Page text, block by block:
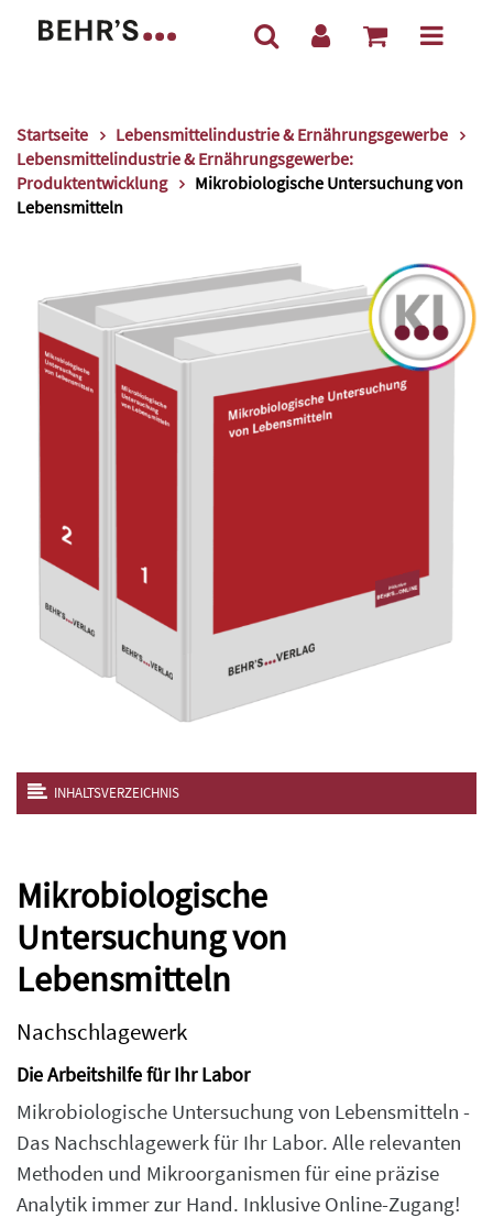
Startseite
Lebensmittelindustrie & Ernährungsgewerbe
Lebensmittelindustrie & Ernährungsgewerbe:
Produktentwicklung
Mikrobiologische Untersuchung von
Lebensmitteln
INHALTSVERZEICHNIS
Mikrobiologische
Untersuchung von
Lebensmitteln
Nachschlagewerk
Die Arbeitshilfe für Ihr Labor
Mikrobiologische Untersuchung von Lebensmitteln -
Das Nachschlagewerk für Ihr Labor. Alle relevanten
Methoden und Mikroorganismen für eine präzise
Analytik immer zur Hand. Inklusive Online-Zugang!